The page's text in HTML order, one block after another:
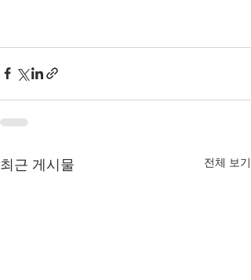
최근 게시물 전체 보기